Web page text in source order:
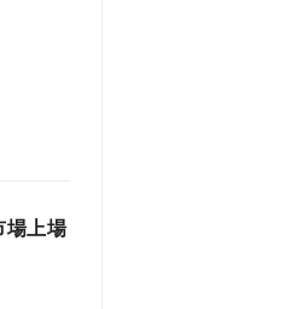
場上場